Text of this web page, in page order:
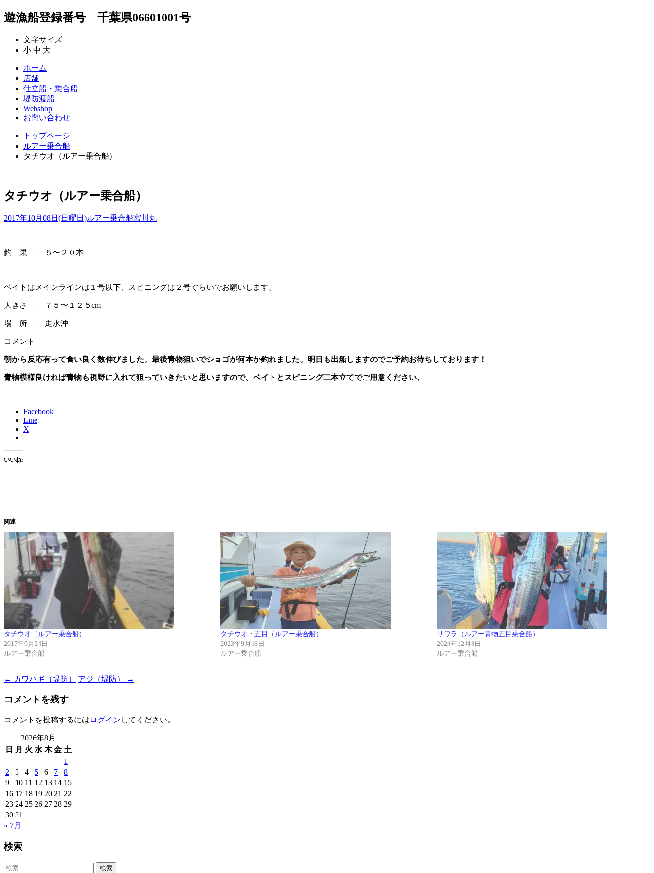
遊漁船登録番号 千葉県06601001号
文字サイズ
小 中 大
ホーム
店舗
仕立船・乗合船
堤防渡船
Webshop
お問い合わせ
トップページ
ルアー乗合船
タチウオ（ルアー乗合船）
タチウオ（ルアー乗合船）
2017年10月08日(日曜日)ルアー乗合船宮川丸
釣 果 : ５〜２０本
ベイトはメインラインは１号以下、スピニングは２号ぐらいでお願いします。
大きさ : ７５〜１２５cm
場 所 : 走水沖
コメント
朝から反応有って食い良く数伸びました。最後青物狙いでショゴが何本か釣れました。明日も出船しますのでご予約お待ちしております！
青物模様良ければ青物も視野に入れて狙っていきたいと思いますので、ベイトとスピニング二本立てでご用意ください。
Facebook
Line
X
いいね:
関連
タチウオ（ルアー乗合船）
2017年9月24日
ルアー乗合船
タチウオ・五目（ルアー乗合船）
2023年9月16日
ルアー乗合船
サワラ（ルアー青物五目乗合船）
2024年12月8日
ルアー乗合船
Post
navigation
← カワハギ（堤防） アジ（堤防） →
コメントを残す
コメントを投稿するには ログイン してください。
2026年8月
日
月 火 水 木 金 土
1
2
3 4 5 6 7
8
9
10 11 12 13 14 15
16 17 18 19 20 21 22
23 24 25 26 27 28 29
30 31
« 7月
検索
検